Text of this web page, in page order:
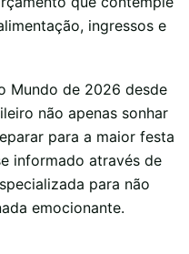
ingressos e
Mundo de 2026 desde
não apenas sonhar
para a maior festa
informado através de
para não
emocionante.